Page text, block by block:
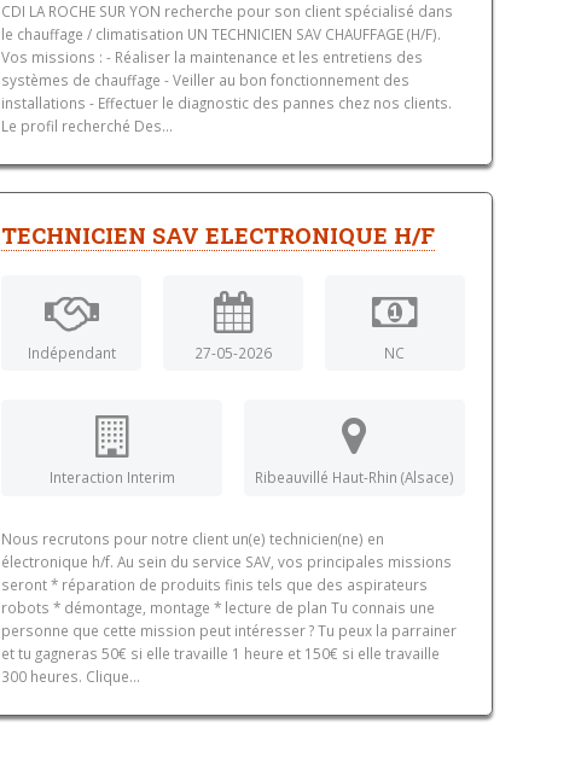
CDI LA ROCHE SUR YON recherche pour son client spécialisé dans
le chauffage / climatisation UN TECHNICIEN SAV CHAUFFAGE (H/F).
Vos missions : - Réaliser la maintenance et les entretiens des
systèmes de chauffage - Veiller au bon fonctionnement des
installations - Effectuer le diagnostic des pannes chez nos clients.
Le profil recherché Des...
TECHNICIEN SAV ELECTRONIQUE H/F
Indépendant 27-05-2026 NC
Interaction Interim Ribeauvillé Haut-Rhin (Alsace)
Nous recrutons pour notre client un(e) technicien(ne) en
électronique h/f. Au sein du service SAV, vos principales missions
seront * réparation de produits finis tels que des aspirateurs
robots * démontage, montage * lecture de plan Tu connais une
personne que cette mission peut intéresser ? Tu peux la parrainer
et tu gagneras 50€ si elle travaille 1 heure et 150€ si elle travaille
300 heures. Clique...